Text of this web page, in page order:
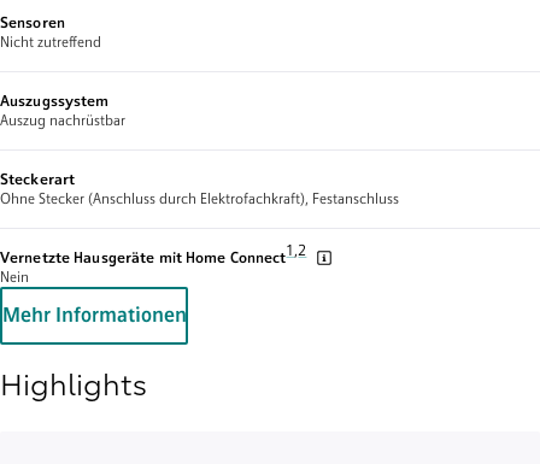
Sensoren
Nicht zutreffend
Auszugssystem
Auszug nachrüstbar
Steckerart
Ohne Stecker (Anschluss durch Elektrofachkraft), Festanschluss
Vernetzte Hausgeräte mit Home ConnectFußnote 1: Wir stellen von Zeit zu Zeit
1 ,,Fußnote 2: Einige der gezeigten
2
Nein
Mehr Informationen
Highlights